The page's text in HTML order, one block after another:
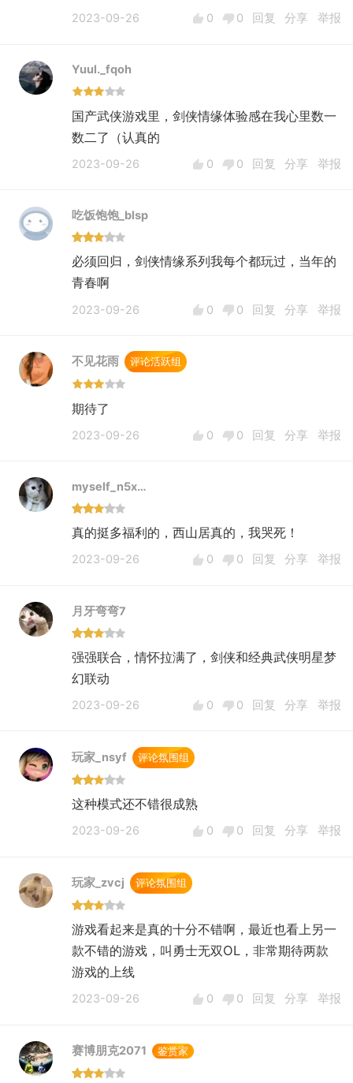
2023-09-26 0 0 回复 分享 举报
Yuul._fqoh
国产武侠游戏里，剑侠情缘体验感在我心里数一
数二了（认真的
2023-09-26 0 0 回复 分享 举报
吃饭饱饱_blsp
必须回归，剑侠情缘系列我每个都玩过，当年的
青春啊
2023-09-26 0 0 回复 分享 举报
不见花雨 评论活跃组
期待了
2023-09-26 0 0 回复 分享 举报
myself_n5x…
真的挺多福利的，西山居真的，我哭死！
2023-09-26 0 0 回复 分享 举报
月牙弯弯7
强强联合，情怀拉满了，剑侠和经典武侠明星梦
幻联动
2023-09-26 0 0 回复 分享 举报
玩家_nsyf 评论氛围组
这种模式还不错很成熟
2023-09-26 0 0 回复 分享 举报
玩家_zvcj 评论氛围组
游戏看起来是真的十分不错啊，最近也看上另一
款不错的游戏，叫勇士无双OL，非常期待两款
游戏的上线
2023-09-26 0 0 回复 分享 举报
赛博朋克2071 鉴赏家